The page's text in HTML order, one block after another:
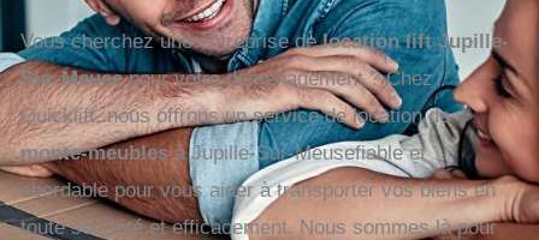
Vous cherchez une entreprise delocation lift Jupille-
Sur-Meusepour votre déménagement ? Chez
Quicklift, nous offrons un service de location de
monte-meublesà Jupille-Sur-Meusefiable et
abordable pour vous aider à transporter vos biens en
toute sécurité et efficacement. Nous sommes là pour